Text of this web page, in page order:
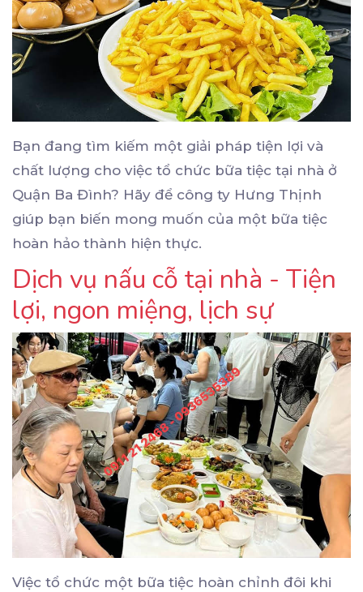
Bạn đang tìm kiếm một giải pháp tiện lợi và
chất lượng cho việc tổ chức bữa tiệc tại nhà ở
Quận Ba Đình? Hãy để công ty Hưng Thịnh
giúp bạn biến mong muốn của một bữa tiệc
hoàn hảo thành hiện thực.
Dịch vụ nấu cỗ tại nhà - Tiện
lợi, ngon miệng, lịch sự
Việc tổ chức một bữa tiệc hoàn chỉnh đôi khi